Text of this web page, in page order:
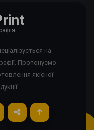
на
Пропонуємо
якісної